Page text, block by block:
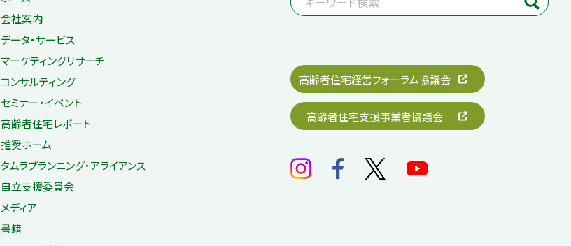
会社案内
データ・サービス
マーケティングリサーチ
コンサルティング
セミナー・イベント
高齢者住宅レポート
推奨ホーム
タムラプランニング・アライアンス
自立支援委員会
メディア
書籍
高齢者住宅経営フォーラム協議会
高齢者住宅支援事業者協議会